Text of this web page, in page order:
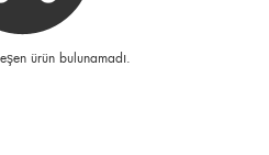
ürün bulunamadı.